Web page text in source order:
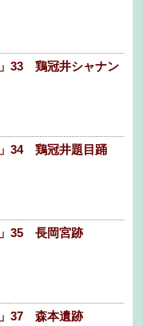
」33 鶏冠井シャナン
」34 鶏冠井題目踊
」35 長岡宮跡
」37 森本遺跡